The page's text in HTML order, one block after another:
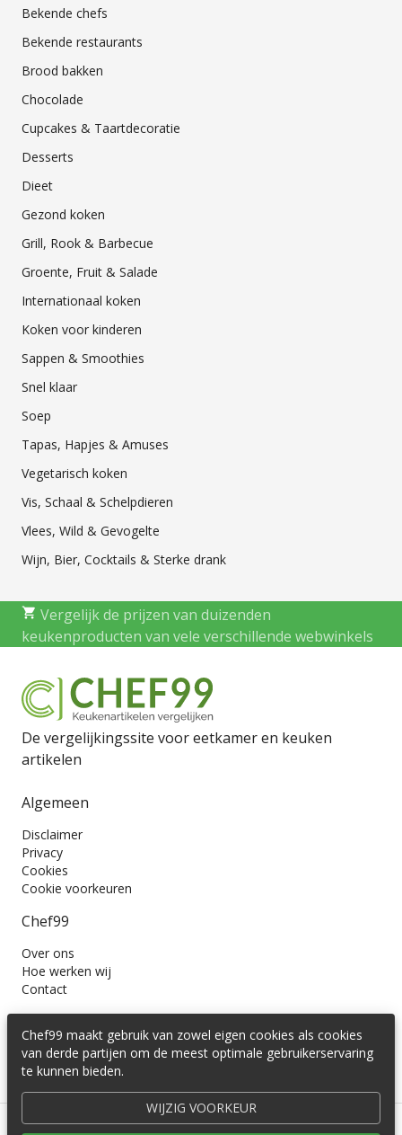
Bekende chefs
Bekende restaurants
Brood bakken
Chocolade
Cupcakes & Taartdecoratie
Desserts
Dieet
Gezond koken
Grill, Rook & Barbecue
Groente, Fruit & Salade
Internationaal koken
Koken voor kinderen
Sappen & Smoothies
Snel klaar
Soep
Tapas, Hapjes & Amuses
Vegetarisch koken
Vis, Schaal & Schelpdieren
Vlees, Wild & Gevogelte
Wijn, Bier, Cocktails & Sterke drank
Vergelijk de prijzen van duizenden
keukenproducten van vele verschillende webwinkels
De vergelijkingssite voor eetkamer en keuken
artikelen
Algemeen
Disclaimer
Privacy
Cookies
Cookie voorkeuren
Chef99
Over ons
Hoe werken wij
Contact
© 2016 -2026Cedira B.V.
Chef99 maakt gebruik van zowel eigen cookies als cookies
van derde partijen om de meest optimale gebruikerservaring
te kunnen bieden.
WIJZIG VOORKEUR